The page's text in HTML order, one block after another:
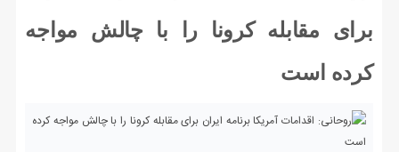
برای مقابله کرونا را با چالش مواجه
کرده است